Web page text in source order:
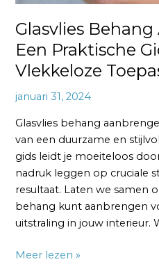
Glasvlies
Een Praktische
Vlekkeloze
januari 31, 2024
Glasvlies behang
van een duurzame en
gids leidt je moeiteloos
nadruk leggen op cruciale
resultaat. Laten we samen
behang kunt aanbrengen
uitstraling in jouw interieur.
Meer lezen »